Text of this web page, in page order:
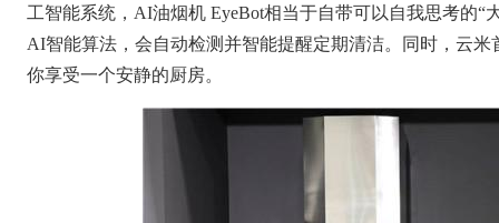
工智能系统，AI油烟机 EyeBot相当于自带可以自我思考的“
AI智能算法，会自动检测并智能提醒定期清洁。同时，云
你享受一个安静的厨房。